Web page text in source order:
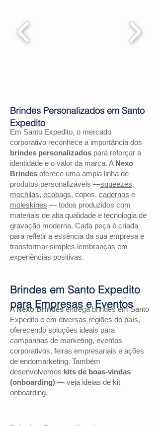
Em Santo Expedito, o mercado
corporativo reconhece a importância dos
brindes personalizados para reforçar a
identidade e o valor da marca. A Nexo
Brindes oferece uma ampla linha de
produtos personalizáveis —squeezes,
mochilas, ecobags, copos, cadernos e
moleskines — todos produzidos com
materiais de alta qualidade e tecnologia de
gravação moderna. Cada peça é criada
para refletir a essência da sua empresa e
transformar simples lembranças em
experiências positivas.
ANexo Brindesentrega brindes em Santo
Expedito e em diversas regiões do país,
oferecendo soluções ideais para
campanhas de marketing, eventos
corporativos, feiras empresariais e ações
de endomarketing. Também
desenvolvemos kits de boas-vindas
(onboarding) — veja ideias de kit
onboarding.
Brindes Personalizados em Santo
Expedito
Brindes em Santo Expedito
para Empresas e Eventos